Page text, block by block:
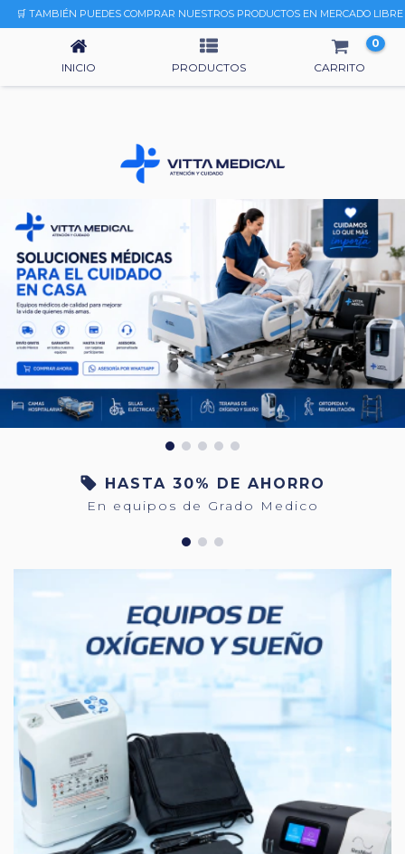
🛒 TAMBIÉN PUEDES COMPRAR NUESTROS PRODUCTOS EN MERCADO LIBRE
INICIO
INICIO PRODUCTOS CARRITO
0
HASTA 30% DE AHORRO
En equipos de Grado Medico